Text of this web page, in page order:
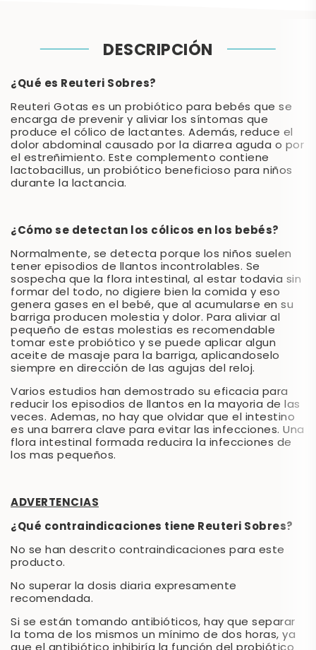
DESCRIPCIÓN
¿Qué es Reuteri Sobres?
Reuteri Gotas es un probiótico para bebés que se
encarga de prevenir y aliviar los síntomas que
produce el cólico de lactantes. Además, reduce el
dolor abdominal causado por la diarrea aguda o por
el estreñimiento. Este complemento contiene
lactobacillus, un probiótico beneficioso para niños
durante la lactancia.
¿Cómo se detectan los cólicos en los bebés?
Normalmente, se detecta porque los niños suelen
tener episodios de llantos incontrolables. Se
sospecha que la flora intestinal, al estar todavia sin
formar del todo, no digiere bien la comida y eso
genera gases en el bebé, que al acumularse en su
barriga producen molestia y dolor. Para aliviar al
pequeño de estas molestias es recomendable
tomar este probiótico y se puede aplicar algun
aceite de masaje para la barriga, aplicandoselo
siempre en dirección de las agujas del reloj.
Varios estudios han demostrado su eficacia para
reducir los episodios de llantos en la mayoria de las
veces. Ademas, no hay que olvidar que el intestino
es una barrera clave para evitar las infecciones. Una
flora intestinal formada reducira la infecciones de
los mas pequeños.
ADVERTENCIAS
¿Qué contraindicaciones tiene Reuteri Sobres?
No se han descrito contraindicaciones para este
producto.
No superar la dosis diaria expresamente
recomendada.
Si se están tomando antibióticos, hay que separar
la toma de los mismos un mínimo de dos horas, ya